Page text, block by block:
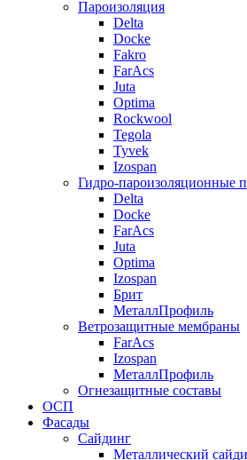
Пароизоляция
Delta
Docke
Fakro
FarAcs
Juta
Optima
Rockwool
Tegola
Tyvek
Izospan
Гидро-пароизоляционные
Delta
Docke
FarAcs
Juta
Optima
Izospan
Брит
МеталлПрофиль
Ветрозащитные мембраны
FarAcs
Izospan
МеталлПрофиль
Огнезащитные составы
ОСП
Фасады
Сайдинг
Металлический